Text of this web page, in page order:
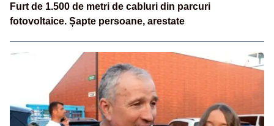
Furt de 1.500 de metri de cabluri din parcuri
fotovoltaice. Șapte persoane, arestate